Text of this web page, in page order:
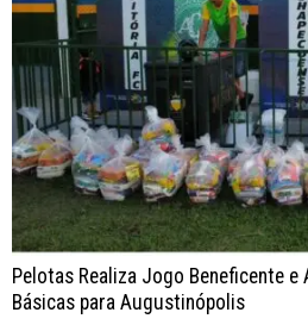
Pelotas Realiza Jogo Beneficente
Básicas para Augustinópolis